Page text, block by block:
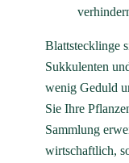
Blattstecklinge
Sukkulenten
wenig Geduld
Sie Ihre
Sammlung
wirtschaftlich,